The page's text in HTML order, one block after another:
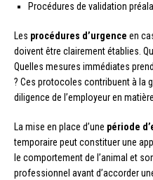
Procédures de validation
Les procédures d’urgence en
doivent être clairement établies.
Quelles mesures immédiates
? Ces protocoles contribuent à la
diligence de l’employeur en
La mise en place d’une période
temporaire peut constituer une
le comportement de l’animal et
professionnel avant d’accorder